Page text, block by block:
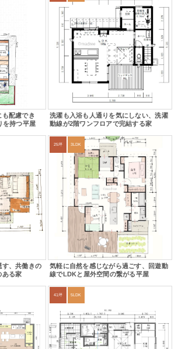
配慮でき
を持つ平屋
洗濯も入浴も人通りを気にしない、洗濯
動線が2階ワンフロアで完結する家
す、共働きの
ある家
25坪 3LDK
気軽に自然を感じながら過ごす、回遊動
線でLDKと屋外空間の繋がる平屋
41坪 5LDK